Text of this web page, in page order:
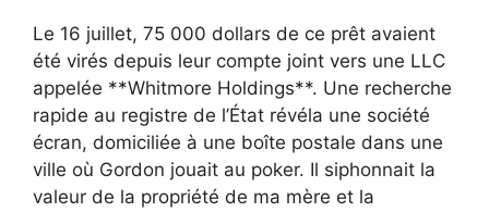
Le 16 juillet, 75 000 dollars de ce prêt avaient
été virés depuis leur compte joint vers une LLC
appelée **Whitmore Holdings**. Une recherche
rapide au registre de l’État révéla une société
écran, domiciliée à une boîte postale dans une
ville où Gordon jouait au poker. Il siphonnait la
valeur de la propriété de ma mère et la